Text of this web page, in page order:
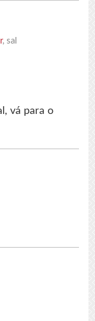
, sal
vá para o